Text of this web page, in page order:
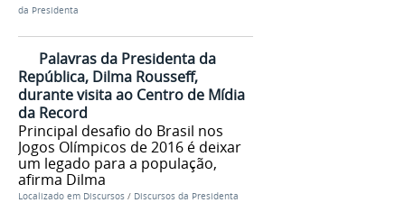
da Presidenta
Palavras da Presidenta da
República, Dilma Rousseff,
durante visita ao Centro de Mídia
da Record
Principal desafio do Brasil nos
Jogos Olímpicos de 2016 é deixar
um legado para a população,
afirma Dilma
Localizado em Discursos / Discursos da Presidenta